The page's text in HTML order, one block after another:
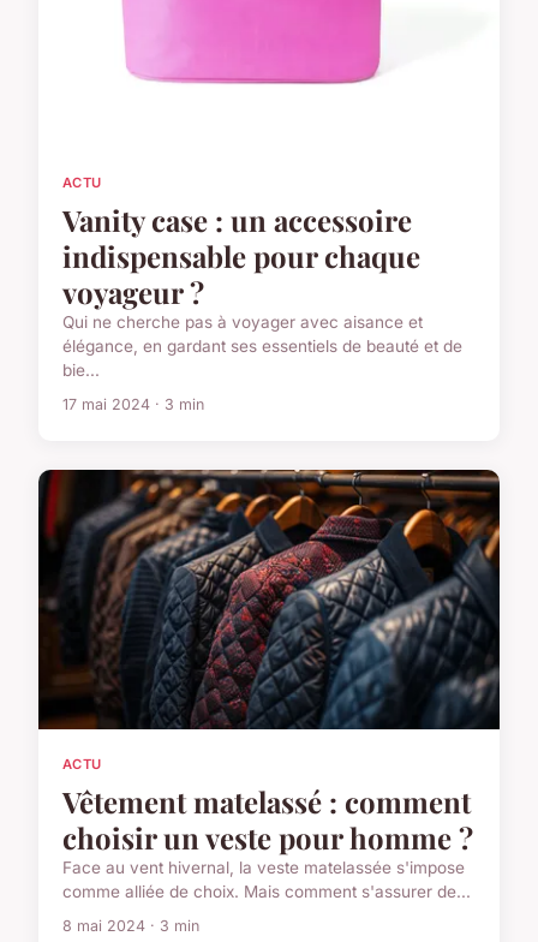
ACTU
Vanity case : un accessoire
indispensable pour chaque
voyageur ?
Qui ne cherche pas à voyager avec aisance et
élégance, en gardant ses essentiels de beauté et de
bie...
17 mai 2024 · 3 min
ACTU
Vêtement matelassé : comment
choisir un veste pour homme ?
Face au vent hivernal, la veste matelassée s'impose
comme alliée de choix. Mais comment s'assurer de...
8 mai 2024 · 3 min